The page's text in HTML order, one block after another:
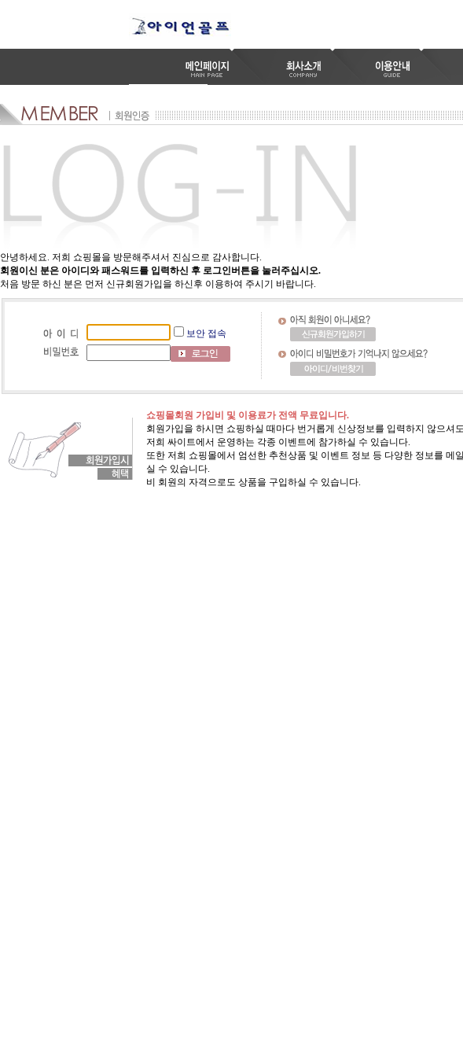
안녕하세요. 저희 쇼핑몰을 방문해주셔서 진심으로 감사합니다.
회원이신 분은 아이디와 패스워드를 입력하신 후 로그인버튼을 눌러주십시오.
처음 방문 하신 분은 먼저 신규회원가입을 하신후 이용하여 주시기 바랍니다.
보안 접속
쇼핑몰회원 가입비 및 이용료가 전액 무료입니다.
회원가입을 하시면 쇼핑하실 때마다 번거롭게 신상정보를 입력하지 않으셔
저희 싸이트에서 운영하는 각종 이벤트에 참가하실 수 있습니다.
또한 저희 쇼핑몰에서 엄선한 추천상품 및 이벤트 정보 등 다양한 정보를 메
실 수 있습니다.
비 회원의 자격으로도 상품을 구입하실 수 있습니다.